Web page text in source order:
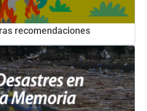
recomendaciones